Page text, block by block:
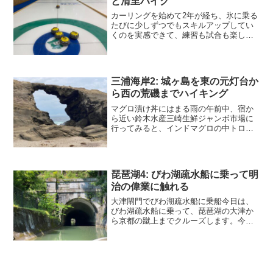
カーリングを始めて2年が経ち、氷に乗る
たびに少しずつでもスキルアップしてい
くのを実感できて、練習も試合も楽しく
は、ちょっと遠回りです...
三浦海岸2: 城ヶ島を東の元灯台か
ら西の荒磯までハイキング
マグロ漬け丼にはまる雨の午前中、宿か
ら近い鈴木水産三崎生鮮ジャンボ市場に
行ってみると、インドマグロの中トロ以
琵琶湖4: びわ湖疏水船に乗って明
治の偉業に触れる
大津閘門でびわ湖疏水船に乗船今日は、
びわ湖疏水船に乗って、琵琶湖の大津か
ら京都の蹴上までクルーズします。今回